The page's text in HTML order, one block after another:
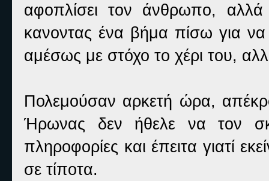
αφοπλίσει τον άνθρωπο, αλλά
κανοντας ένα βήμα πίσω για
αμέσως με στόχο το χέρι του,
Πολεμούσαν αρκετή ώρα,
Ήρωνας δεν ήθελε να τον
πληροφορίες και έπειτα γιατί
σε τίποτα.